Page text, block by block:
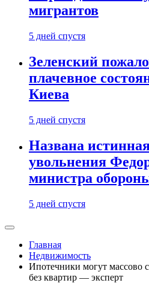
мигрантов
5 дней спустя
Зеленский
плачевное
Киева
5 дней спустя
Названа
увольнения
министра
5 дней спустя
Главная
Недвижимость
Ипотечники могут массово
без квартир — эксперт